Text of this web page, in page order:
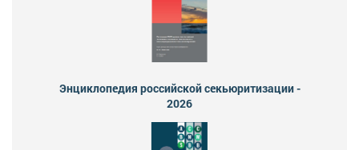
Энциклопедия российской секьюритизации -
2026